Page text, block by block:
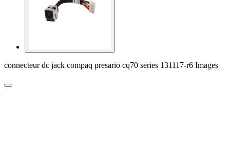
connecteur dc jack compaq presario cq70 series 131117-r6 Images